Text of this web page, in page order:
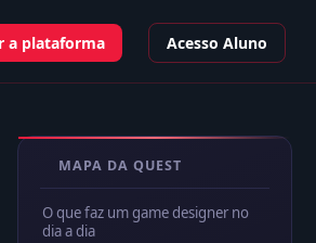
a plataforma Acesso Aluno
MAPA DA QUEST
O que faz um game designer no
dia a dia